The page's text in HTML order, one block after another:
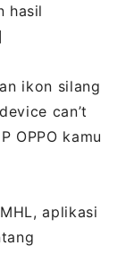
hasil
ikon silang
can’t
OPPO kamu
aplikasi